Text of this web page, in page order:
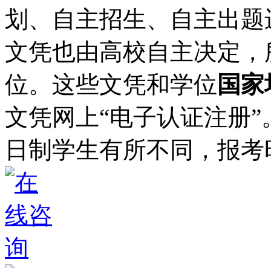
划、自主招生、自主出
文凭也由高校自主决定
位。这些文凭和学位 国
文凭网上“电子认证注册
日制学生有所不同，报